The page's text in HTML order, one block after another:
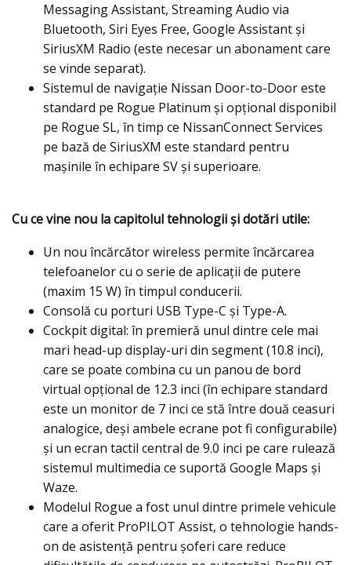
Messaging Assistant, Streaming Audio via
Bluetooth, Siri Eyes Free, Google Assistant şi
SiriusXM Radio (este necesar un abonament care
se vinde separat).
Sistemul de navigaţie Nissan Door-to-Door este
standard pe Rogue Platinum și opțional disponibil
pe Rogue SL, în timp ce NissanConnect Services
pe bază de SiriusXM este standard pentru
maşinile în echipare SV și superioare.
Cu ce vine nou la capitolul tehnologii şi dotări utile:
Un nou încărcător wireless permite încărcarea
telefoanelor cu o serie de aplicații de putere
(maxim 15 W) în timpul conducerii.
Consolă cu porturi USB Type-C şi Type-A.
Cockpit digital: în premieră unul dintre cele mai
mari head-up display-uri din segment (10.8 inci),
care se poate combina cu un panou de bord
virtual opţional de 12.3 inci (în echipare standard
este un monitor de 7 inci ce stă între două ceasuri
analogice, deşi ambele ecrane pot fi configurabile)
şi un ecran tactil central de 9.0 inci pe care rulează
sistemul multimedia ce suportă Google Maps şi
Waze.
Modelul Rogue a fost unul dintre primele vehicule
care a oferit ProPILOT Assist, o tehnologie hands-
on de asistență pentru șoferi care reduce